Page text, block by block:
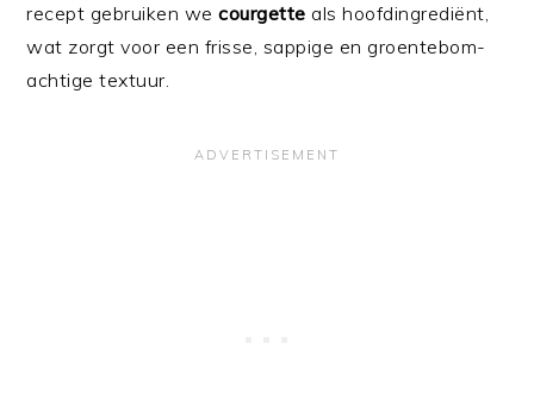
recept gebruiken wecourgette als hoofdingrediënt,
wat zorgt voor een frisse, sappige en groentebom-
achtige textuur.